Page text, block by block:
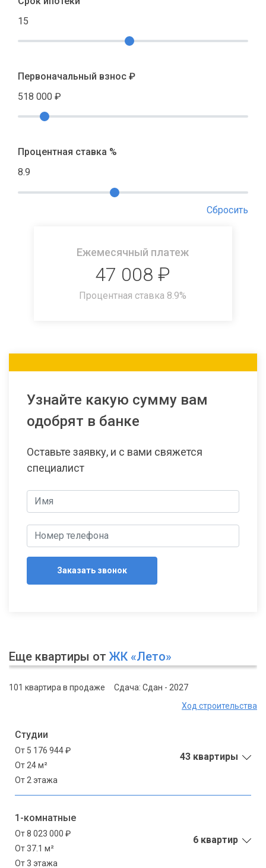
15
Первоначальный взнос ₽
518 000 ₽
Процентная ставка %
8.9
Сбросить
Ежемесячный платеж
47 008 ₽
Процентная ставка 8.9%
Узнайте какую сумму вам
одобрят в банке
Оставьте заявку, и с вами свяжется
специалист
Заказать звонок
Еще квартиры от ЖК «Лето»
101 квартира в продаже
Сдача: Сдан - 2027
Ход строительства
Студии
От 5 176 944 ₽
От 24 м²
От 2 этажа
43 квартиры
1-комнатные
От 8 023 000 ₽
От 37.1 м²
От 3 этажа
6 квартир